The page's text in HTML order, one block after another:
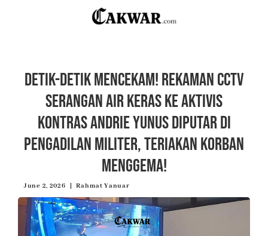
Detik-Detik Mencekam! Rekaman CCTV
Serangan Air Keras ke Aktivis
KontraS Andrie Yunus Diputar di
Pengadilan Militer, Teriakan Korban
Menggema!
June 2, 2026 Rahmat Yanuar